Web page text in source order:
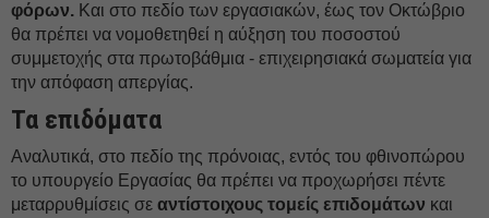
φόρων. Και στο πεδίο των εργασιακών, έως τον Οκτώβριο
θα πρέπει να νομοθετηθεί η αύξηση του ποσοστού
συμμετοχής στα πρωτοβάθμια - επιχειρησιακά σωματεία για
την απόφαση απεργίας.
Τα επιδόματα
Αναλυτικά, στο πεδίο της πρόνοιας, εντός του φθινοπώρου
το υπουργείο Εργασίας θα πρέπει να προχωρήσει πέντε
μεταρρυθμίσεις σε αντίστοιχους τομείς επιδομάτων και